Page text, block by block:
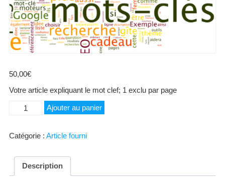
50,00€
Votre article expliquant le mot clef; 1 exclu par page
quantité
Particulier
Ajouter au panier
Catégorie : Article fourni
Description